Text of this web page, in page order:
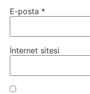
Teknoloji
TikTok
E-posta *
İnternet sitesi